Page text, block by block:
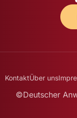
KontaktÜber uns
©Deutscher